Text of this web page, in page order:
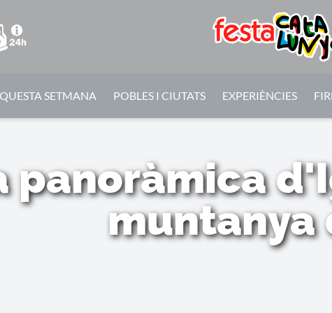
SETMANA POBLES I CIUTATS EXPERIÈNCIES
panoràmica
muntanya